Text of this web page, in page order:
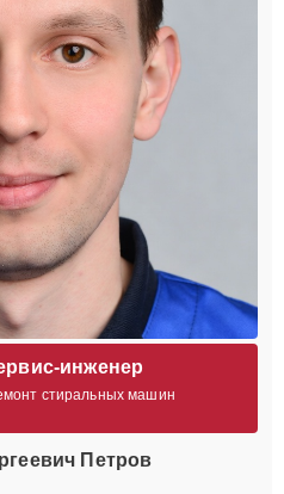
инженер
стиральных машин
Петров